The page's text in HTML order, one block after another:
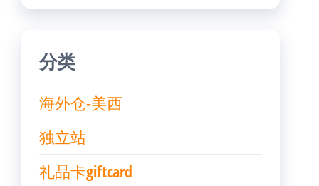
分类
海外仓-美西
独立站
礼品卡giftcard